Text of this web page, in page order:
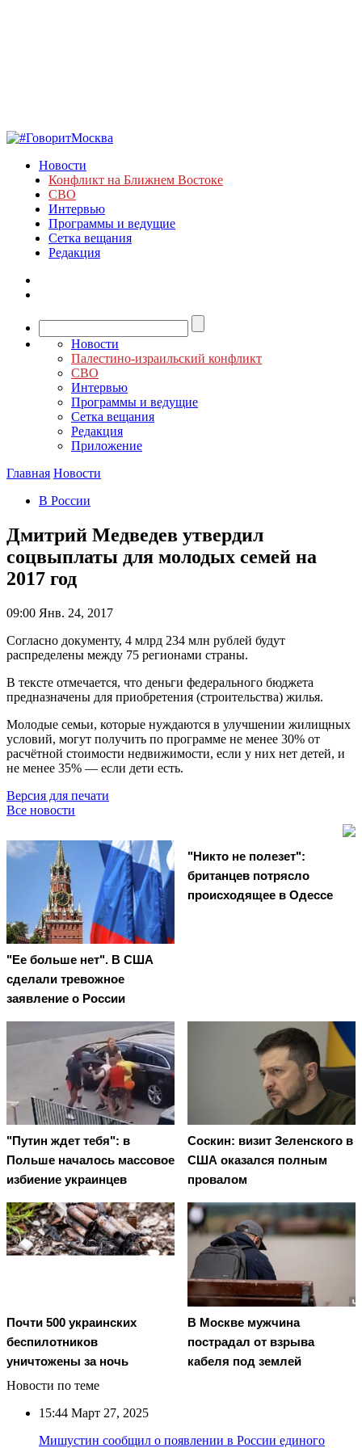
Новости
Конфликт на Ближнем Востоке
СВО
Интервью
Программы и ведущие
Сетка вещания
Редакция
Новости
Палестино-израильский конфликт
СВО
Интервью
Программы и ведущие
Сетка вещания
Редакция
Приложение
Главная Новости
В России
Дмитрий Медведев утвердил
соцвыплаты для молодых семей на
2017 год
09:00 Янв. 24, 2017
Согласно документу, 4 млрд 234 млн рублей будут
распределены между 75 регионами страны.
В тексте отмечается, что деньги федерального бюджета
предназначены для приобретения (строительства) жилья.
Молодые семьи, которые нуждаются в улучшении жилищных
условий, могут получить по программе не менее 30% от
расчётной стоимости недвижимости, если у них нет детей, и
не менее 35% — если дети есть.
Версия для печати
Все новости
"Ее больше нет". В США
сделали тревожное
заявление о России
"Никто не полезет":
британцев потрясло
происходящее в Одессе
"Путин ждет тебя": в
Польше началось массовое
избиение украинцев
Соскин: визит Зеленского в
США оказался полным
провалом
Почти 500 украинских
беспилотников
уничтожены за ночь
В Москве мужчина
пострадал от взрыва
кабеля под землей
Новости по теме
15:44 Март 27, 2025
Мишустин сообщил о появлении в России единого